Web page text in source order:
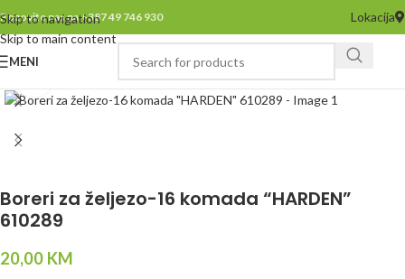
Skip to navigation
Skip to main content
Pozovite nas na +387 49 746 930 Lokacija
MENI
Click to enlarge
Boreri za željezo-16 komada “HARDEN”
610289
20,00 KM